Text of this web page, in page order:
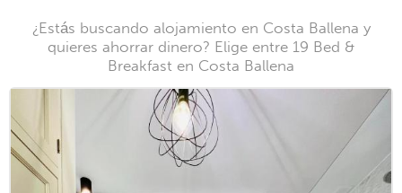
¿Estás buscando alojamiento en Costa Ballena y
quieres ahorrar dinero? Elige entre 19 Bed &
Breakfast en Costa Ballena